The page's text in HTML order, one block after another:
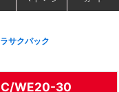
サクパック
WE20-30